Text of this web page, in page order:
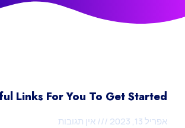
Links For You To Get Started
אפריל 13, 2023 אין תגובות